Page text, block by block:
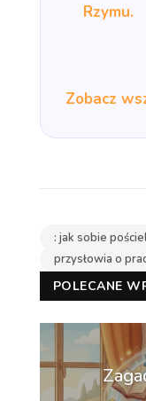
Rzymu.
Zobacz
: jak sobie
przysłowia o
POLECANE